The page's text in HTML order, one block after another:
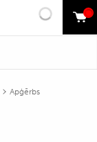
0
Apģērbs